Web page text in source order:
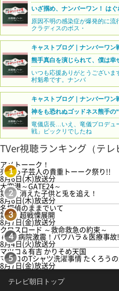
いざ掴め、ナンバーワン！ は
原因不明の感染症が爆発的に流
クラディスのボス・
キャストブログ｜ナンバーワン
熊手真白を演じられて、僕は幸
いつも応援ありがとうござい
村魁希です。ナンバ
キャストブログ｜ナンバーワン
神をも恐れぬゴッドネス熊手の
竜儀店長…いえ、竜儀プロデュ
戦」ビックリでしたね
TVer視聴ランキング（テレ
1
アメトーーク！
売れっ子芸人の貴重トーーク祭り!!
8月6日(木)放送分
2
大空港～GATE24～
第3話 消えた子供と兎を追え！
8月6日(木)放送分
3
名探偵のままでいて
第4話 超戦慄展開
8月7日(金)放送分
4
クロスロード ～救命救急の約束～
＃5 病院激震！パワハラ＆医療事故
8月4日(火)放送分
5
マツコ＆有吉 かりそめ天国
マツコのTシャツ洗濯事情 たくろう
8月7日(金)放送分
テレビ朝日トップ